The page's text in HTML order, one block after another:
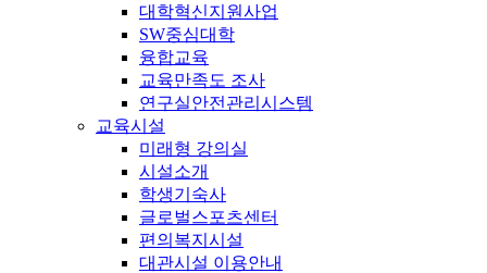
대학혁신지원사업
SW중심대학
융합교육
교육만족도 조사
연구실안전관리시스템
교육시설
미래형 강의실
시설소개
학생기숙사
글로벌스포츠센터
편의복지시설
대관시설 이용안내